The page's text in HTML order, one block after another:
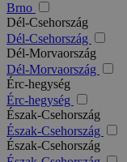
Brno
Dél-Csehország
Dél-Csehország
Dél-Morvaország
Dél-Morvaország
Érc-hegység
Érc-hegység
Észak-Csehország
Észak-Csehország
Észak-Csehország